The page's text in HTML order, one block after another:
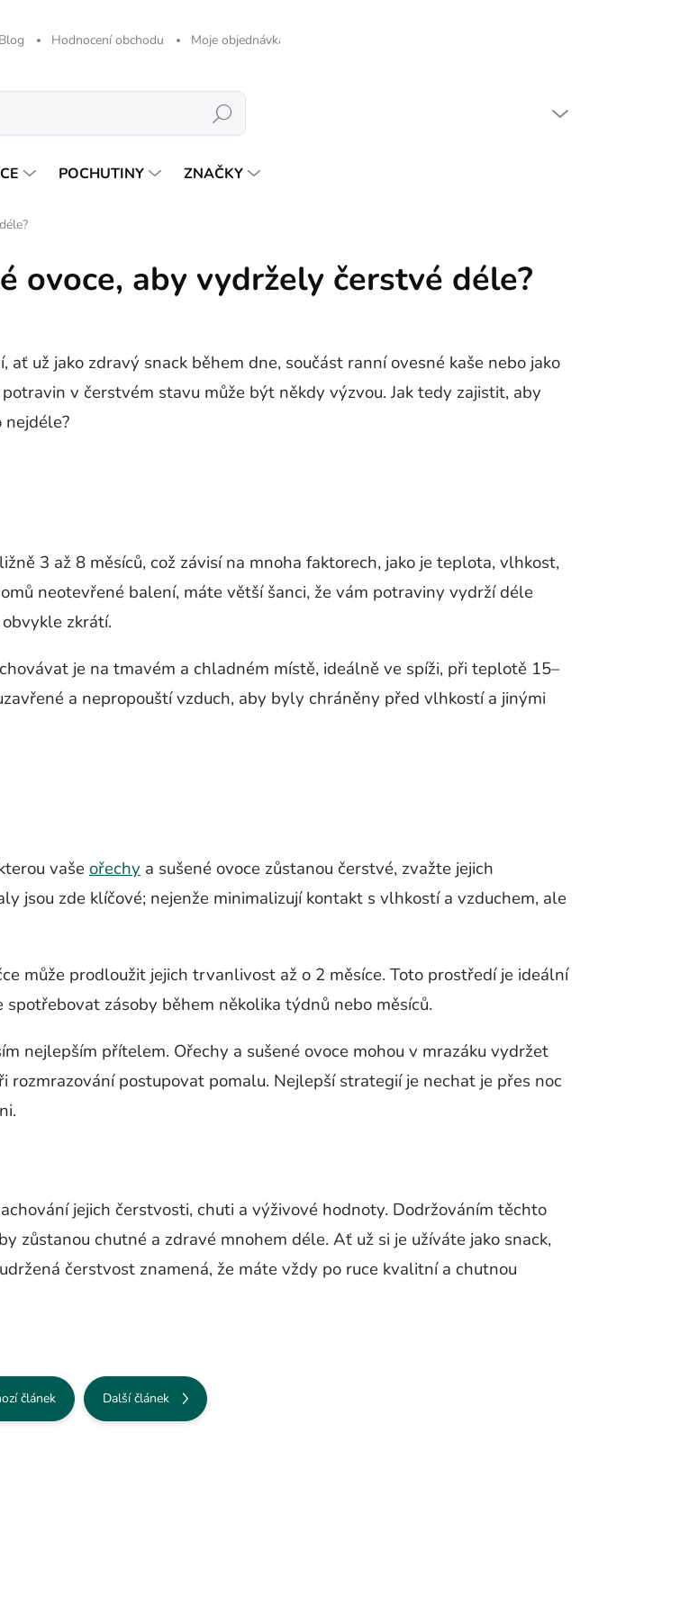
Blog Hodnocení obchodu Moje objednávka
Hledat
POCHUTINY ZNAČKY
ovoce, aby vydržely čerstvé déle?
ať už jako zdravý snack během dne, součást ranní ovesné kaše nebo jako
v čerstvém stavu může být někdy výzvou. Jak tedy zajistit, aby
nejdéle?
3 až 8 měsíců, což závisí na mnoha faktorech, jako je teplota, vlhkost,
neotevřené balení, máte větší šanci, že vám potraviny vydrží déle
zkrátí.
je na tmavém a chladném místě, ideálně ve spíži, při teplotě 15–
a nepropouští vzduch, aby byly chráněny před vlhkostí a jinými
vaše ořechy a sušené ovoce zůstanou čerstvé, zvažte jejich
jsou zde klíčové; nejenže minimalizují kontakt s vlhkostí a vzduchem, ale
může prodloužit jejich trvanlivost až o 2 měsíce. Toto prostředí je ideální
zásoby během několika týdnů nebo měsíců.
nejlepším přítelem. Ořechy a sušené ovoce mohou v mrazáku vydržet
postupovat pomalu. Nejlepší strategií je nechat je přes noc
jejich čerstvosti, chuti a výživové hodnoty. Dodržováním těchto
zůstanou chutné a zdravé mnohem déle. Ať už si je užíváte jako snack,
čerstvost znamená, že máte vždy po ruce kvalitní a chutnou
článek Další článek